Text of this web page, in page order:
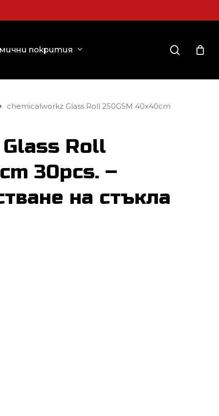
покрития search
Close
chemicalworkz Glass Roll 250GSM 40x40cm
Roll
30pcs. –
на стъкла